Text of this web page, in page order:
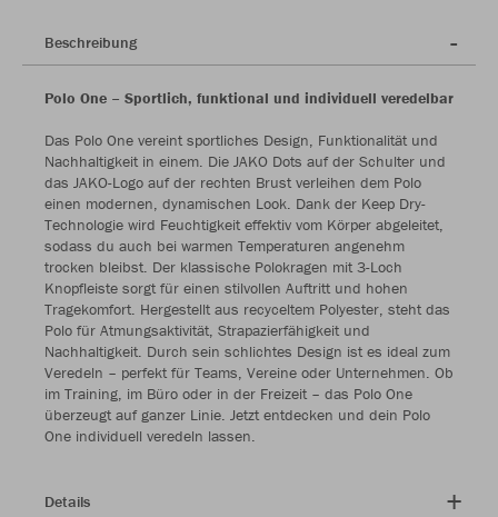
Beschreibung
Polo One – Sportlich, funktional und individuell veredelbar
Das Polo One vereint sportliches Design, Funktionalität und
Nachhaltigkeit in einem. Die JAKO Dots auf der Schulter und
das JAKO-Logo auf der rechten Brust verleihen dem Polo
einen modernen, dynamischen Look. Dank der Keep Dry-
Technologie wird Feuchtigkeit effektiv vom Körper abgeleitet,
sodass du auch bei warmen Temperaturen angenehm
trocken bleibst. Der klassische Polokragen mit 3-Loch
Knopfleiste sorgt für einen stilvollen Auftritt und hohen
Tragekomfort. Hergestellt aus recyceltem Polyester, steht das
Polo für Atmungsaktivität, Strapazierfähigkeit und
Nachhaltigkeit. Durch sein schlichtes Design ist es ideal zum
Veredeln – perfekt für Teams, Vereine oder Unternehmen. Ob
im Training, im Büro oder in der Freizeit – das Polo One
überzeugt auf ganzer Linie. Jetzt entdecken und dein Polo
One individuell veredeln lassen.
Details